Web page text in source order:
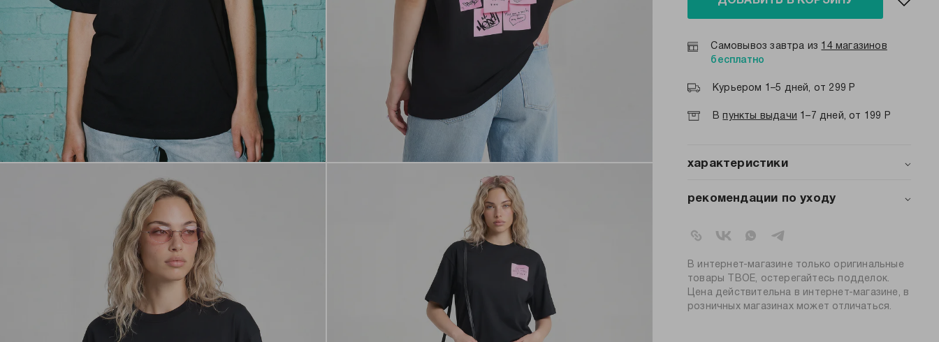
Самовывоз завтра из 14 магазинов
бесплатно
Курьером 1–5 дней, от 299 Р
Впункты выдачи 1–7 дней, от 199 Р
характеристики
цвет:
состав:
100% хлопок
силуэт:
оверсайз
узор:
принт
длина:
рекомендации по уходу
стирка вывернутой наизнанку
не отбеливать
глажение вывернутой наизнанку
глажение при 150ºС
химчистка запрещена
В интернет-магазине только оригинальные
товары ТВОЕ, остерегайтесь подделок.
Цена действительна в интернет-магазине, в
розничных магазинах может отличаться.